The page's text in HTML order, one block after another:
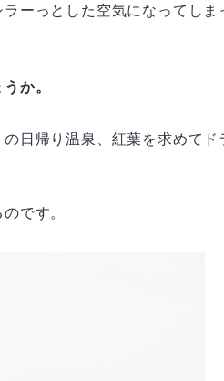
ーっとした空気になってしま
か。
日帰り温泉、紅葉を求めてド
です。